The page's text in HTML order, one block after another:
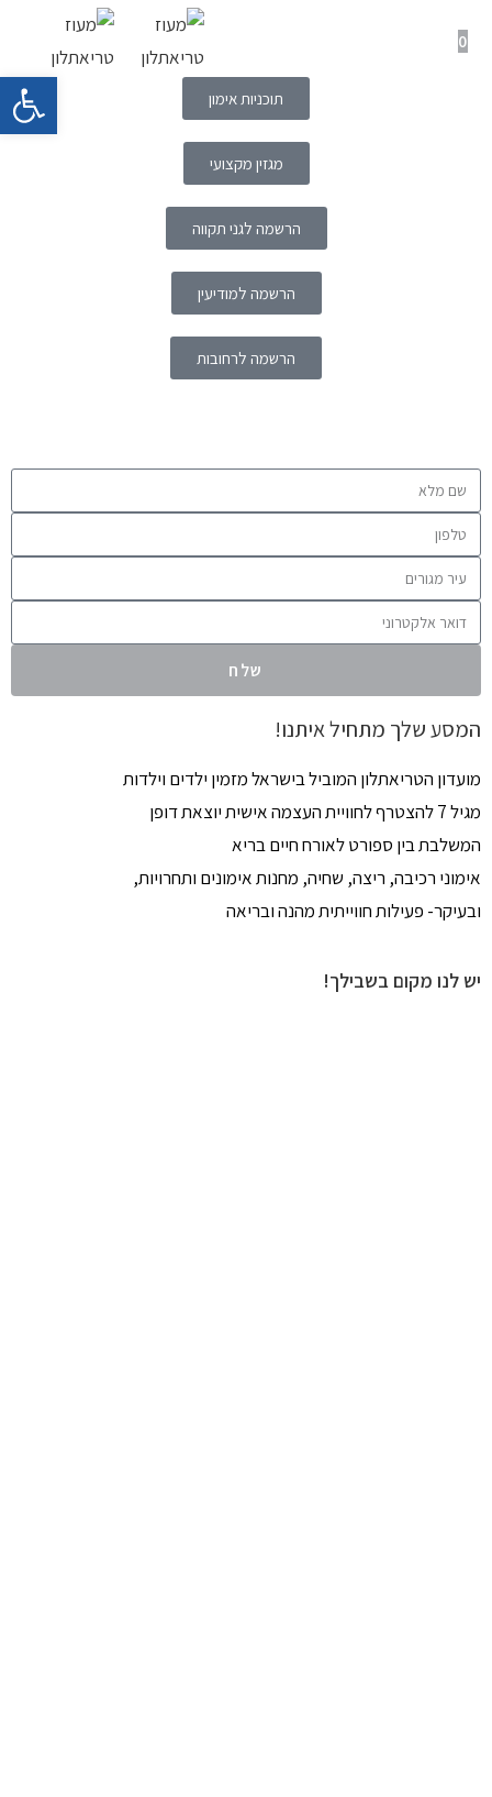
0
תוכניות אימון
מגזין מקצועי
הרשמה לגני תקווה
הרשמה למודיעין
הרשמה לרחובות
שלח
המסע שלך מתחיל איתנו!
מועדון הטריאתלון המוביל בישראל מזמין ילדים וילדות
מגיל 7 להצטרף לחוויית העצמה אישית יוצאת דופן
המשלבת בין ספורט לאורח חיים בריא
אימוני רכיבה, ריצה, שחיה, מחנות אימונים ותחרויות,
ובעיקר- פעילות חווייתית מהנה ובריאה
יש לנו מקום בשבילך!